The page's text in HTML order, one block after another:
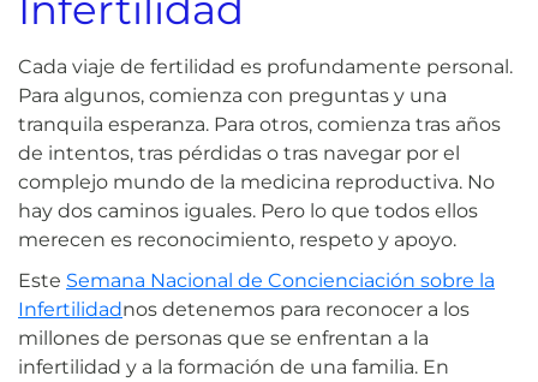
Cada viaje de fertilidad es profundamente personal.
Para algunos, comienza con preguntas y una
tranquila esperanza. Para otros, comienza tras años
de intentos, tras pérdidas o tras navegar por el
complejo mundo de la medicina reproductiva. No
hay dos caminos iguales. Pero lo que todos ellos
merecen es reconocimiento, respeto y apoyo.
Este Semana Nacional de Concienciación sobre la
Infertilidadnos detenemos para reconocer a los
millones de personas que se enfrentan a la
infertilidad y a la formación de una familia. En